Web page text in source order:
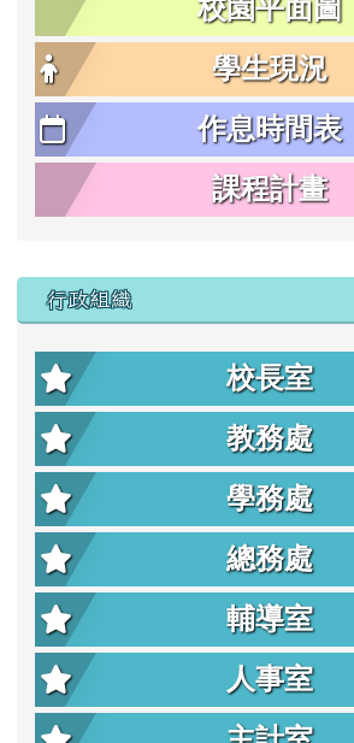
校園平面圖
學生現況
作息時間表
課程計畫
行政組織
校長室
教務處
學務處
總務處
輔導室
人事室